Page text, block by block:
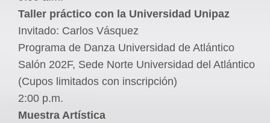
Taller práctico con la Universidad Unipaz
Invitado: Carlos Vásquez
Programa de Danza Universidad de Atlántico
Salón 202F, Sede Norte Universidad del Atlántico
(Cupos limitados con inscripción)
2:00 p.m.
Muestra Artística